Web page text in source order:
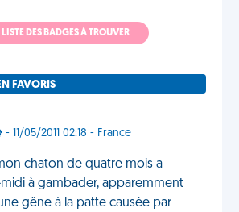
LISTE DES BADGES À TROUVER
FAVORIS
- 11/05/2011 02:18 - France
chaton de quatre mois a
à gambader, apparemment
gêne à la patte causée par